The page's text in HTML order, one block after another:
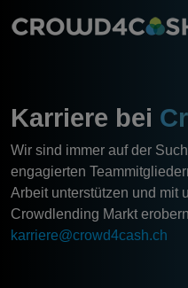
Karriere bei
Wir sind immer auf der
engagierten
Arbeit unterstützen und mit
Crowdlending Markt
karriere@crowd4cash.ch